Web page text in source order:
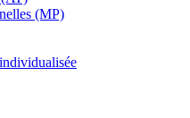
(MP)